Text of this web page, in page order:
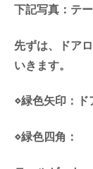
下記写真：テ
先ずは、ドア
いきます。
⋄緑色矢印：ド
⋄緑色四角：